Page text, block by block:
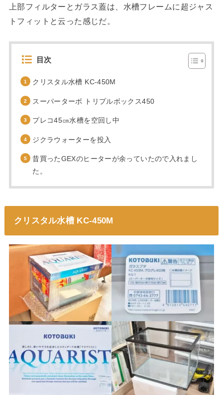
上部フィルターとガラス蓋は、水槽フレームに超ジャス
トフィットと云った感じだ。
目次
クリスタル水槽 KC-450M
スーパーターボ トリプルボックス450
プレコ45㎝水槽を空回し中
ジクラウォーターを投入
昔買ったGEXのヒーターが余っていたので入れまし
た。
クリスタル水槽 KC-450M